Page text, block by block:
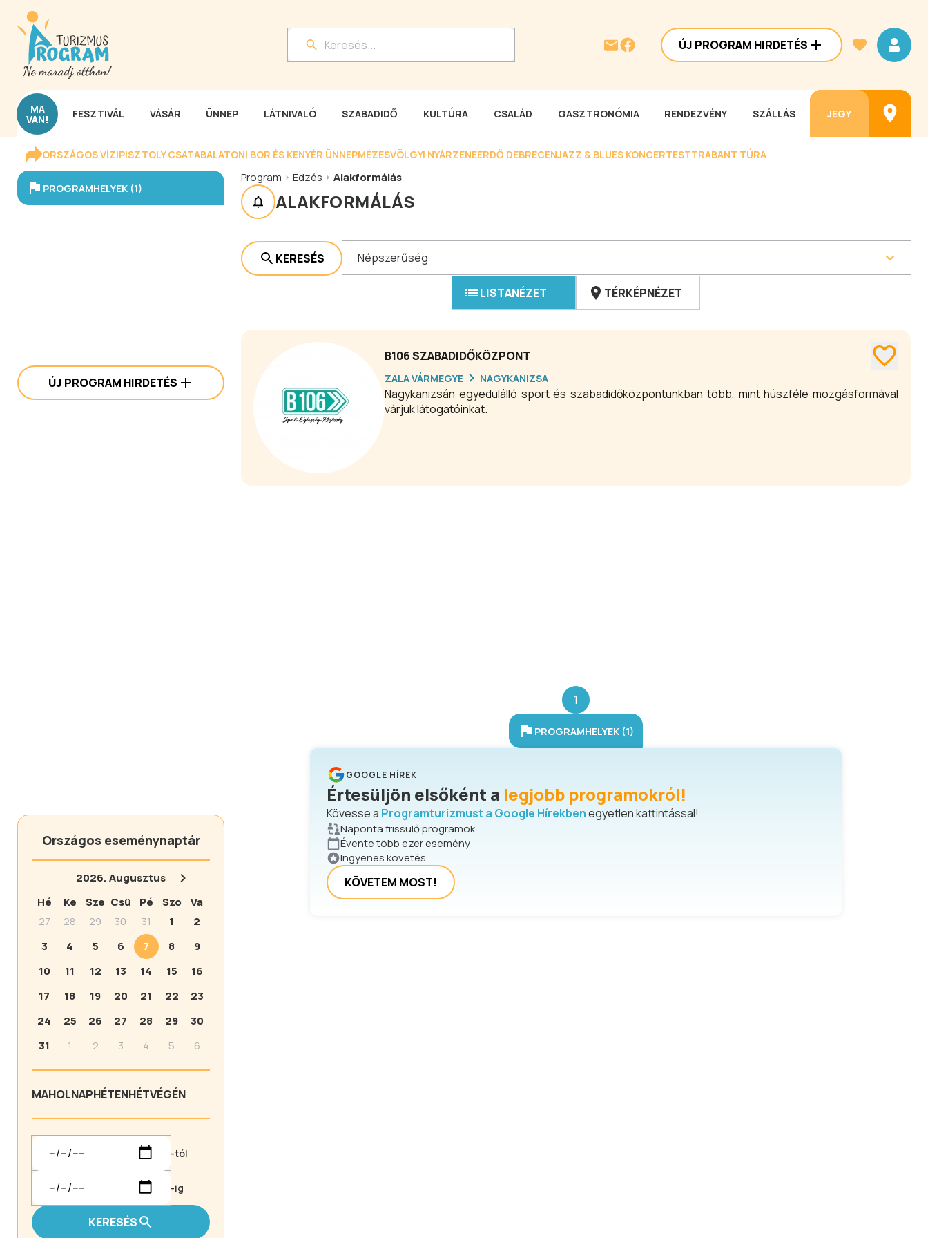
ÚJ PROGRAM HIRDETÉS
MA
VAN! FESZTIVÁL VÁSÁR ÜNNEP LÁTNIVALÓ SZABADIDŐ KULTÚRA CSALÁD GASZTRONÓMIA RENDEZVÉNY SZÁLLÁS JEGY
ORSZÁGOS VÍZIPISZTOLY CSATABALATONI BOR ÉS KENYÉR ÜNNEPMÉZESVÖLGYI NYÁRZENEERDŐ DEBRECENJAZZ & BLUES KONCERTESTTRABANT TÚRA
PROGRAMHELYEK (1)
ÚJ PROGRAM HIRDETÉS
Országos eseménynaptár
2026.Augusztus
Hé
Ke Sze Csü Pé Szo
Va
27
28 29 30 31 1
2
3
4 5 6 7 8
9
10
11 12 13 14 15
16
17
18 19 20 21 22
23
24
25 26 27 28 29
30
31
1 2 3 4 5 6
MAHOLNAPHÉTENHÉTVÉGÉN
-tól
-ig
KERESÉS
Program Edzés Alakformálás
ALAKFORMÁLÁS
KERESÉS Népszerűség
LISTANÉZET TÉRKÉPNÉZET
B106 SZABADIDŐKÖZPONT
ZALA VÁRMEGYE NAGYKANIZSA
Nagykanizsán egyedülálló sport és szabadidőközpontunkban több, mint húszféle mozgásformával
várjuk látogatóinkat.
1
PROGRAMHELYEK (1)
GOOGLE HÍREK
Értesüljön elsőként a legjobb programokról!
Kövesse a Programturizmust a Google Hírekbenegyetlen kattintással!
Naponta frissülő programok
Évente több ezer esemény
Ingyenes követés
KÖVETEM MOST!